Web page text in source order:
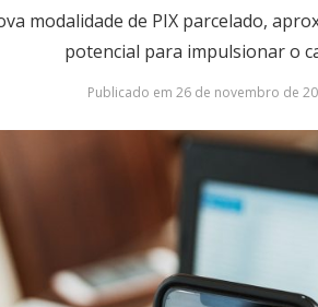
modalidade de PIX parcelado,
potencial para impulsionar o
Publicado em 26 de novembro de